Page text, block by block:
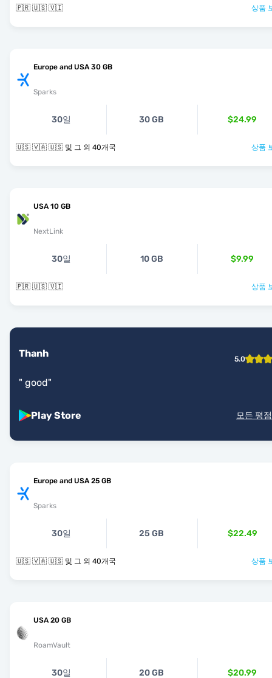
🇵🇷 🇺🇸 🇻🇮 상품
Europe and USA 30 GB
Sparks
30일 30 GB $24.99
🇺🇸 🇻🇦 🇺🇸 및 그 외 40개국 상품
USA 10 GB
NextLink
30일 10 GB $9.99
🇵🇷 🇺🇸 🇻🇮 상품
Thanh 5.0
" good"
Play Store 모든 평
Europe and USA 25 GB
Sparks
30일 25 GB $22.49
🇺🇸 🇻🇦 🇺🇸 및 그 외 40개국 상품
USA 20 GB
RoamVault
30일 20 GB $20.99